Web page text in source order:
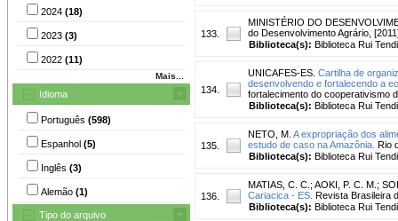
2024 (18)
2023 (3)
2022 (11)
Mais...
Idioma
Português (598)
Espanhol (5)
Inglês (3)
Alemão (1)
Tipo do arquivo
133.
MINISTÉRIO DO
do Desenvolvimento Agrário,
Biblioteca(s): Biblioteca Rui
134.
UNICAFES-ES. Cartilha de
desenvolvendo e fortalecendo a
fortalecimento do cooperativismo
Biblioteca(s): Biblioteca Rui
135.
NETO, M. A expropriação dos
estudo de caso na Amazônia. Rio
Biblioteca(s): Biblioteca Rui
136.
MATIAS, C. C. ; AOKI, P. C. M. ;
Cariacica - ES. Revista Brasileira
Biblioteca(s): Biblioteca Rui